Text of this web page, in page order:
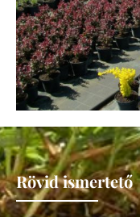
Rövid ismertető